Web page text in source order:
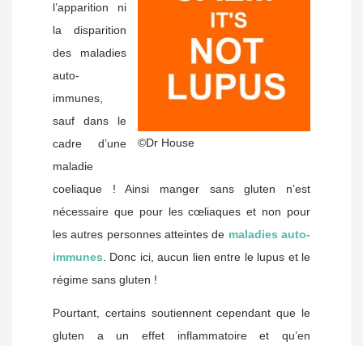
©Dr House
l’apparition ni
la disparition
des maladies
auto-
immunes,
sauf dans le
cadre d’une
maladie
coeliaque ! Ainsi manger sans gluten n’est
nécessaire que pour les cœliaques et non pour
les autres personnes atteintes de maladies auto-
immunes . Donc ici, aucun lien entre le lupus et le
régime sans gluten !
Pourtant, certains soutiennent cependant que le
gluten a un effet inflammatoire et qu’en